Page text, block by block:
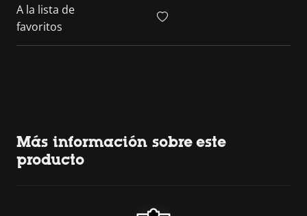
A la lista de
favoritos
Más información sobre este
producto